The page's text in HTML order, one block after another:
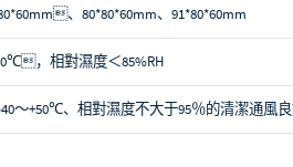
、80*80*60mm、91*80*60mm
，相對濕度＜85%RH
40～+50℃、相對濕度不大于95％的清潔